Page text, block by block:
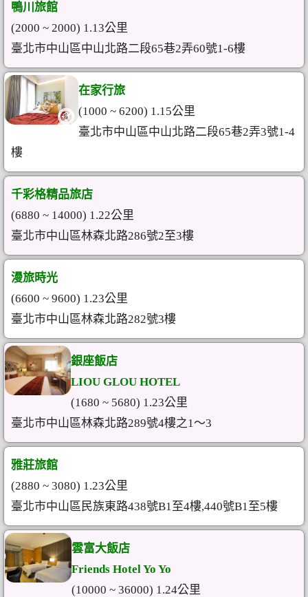
鴨川旅館
(2000 ~ 2000) 1.13公里
臺北市中山區中山北路二段65巷2弄60號1-6樓
在家行旅
(1000 ~ 6200) 1.15公里
臺北市中山區中山北路二段65巷2弄3號1-4
樓
千彩格精品旅店
(6880 ~ 14000) 1.22公里
臺北市中山區林森北路286號2至3樓
漫旅時光
(6600 ~ 9600) 1.23公里
臺北市中山區林森北路282號3樓
銀座飯店
LIOU GLOU HOTEL
(1680 ~ 5680) 1.23公里
臺北市中山區林森北路289號4樓之1～3
雅莊旅館
(2880 ~ 3080) 1.23公里
臺北市中山區民族東路438號B1至4樓,440號B1至5樓
雲富大飯店
Friends Hotel Yo Yo
(10000 ~ 36000) 1.24公里